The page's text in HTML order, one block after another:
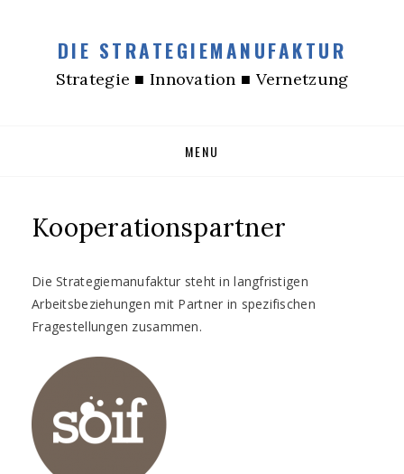
DIE STRATEGIEMANUFAKTUR
Strategie ■ Innovation ■ Vernetzung
MENU
Kooperationspartner
Die Strategiemanufaktur steht in langfristigen
Arbeitsbeziehungen mit Partner in spezifischen
Fragestellungen zusammen.